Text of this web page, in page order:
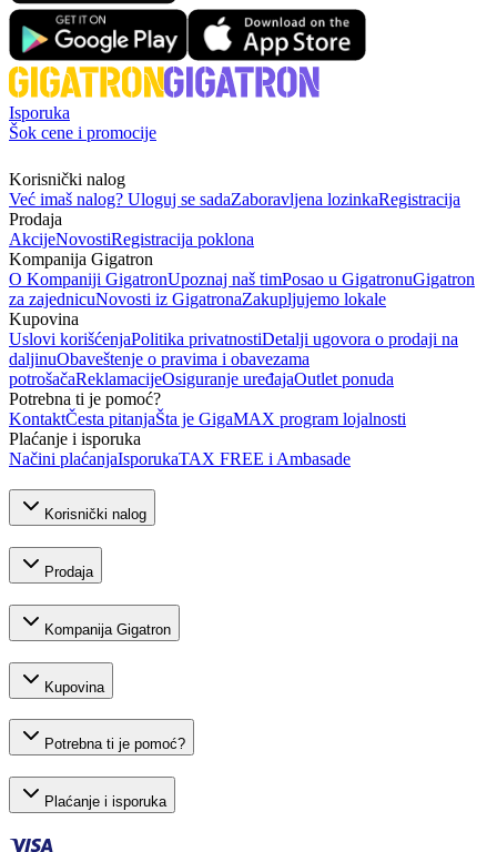
Isporuka
Šok cene i promocije
Korisnički nalog
Već imaš nalog? Uloguj se sadaZaboravljena lozinkaRegistracija
Prodaja
AkcijeNovostiRegistracija poklona
Kompanija Gigatron
O Kompaniji GigatronUpoznaj naš timPosao u GigatronuGigatron
za zajednicuNovosti iz GigatronaZakupljujemo lokale
Kupovina
Uslovi korišćenjaPolitika privatnostiDetalji ugovora o prodaji na
daljinuObaveštenje o pravima i obavezama
potrošačaReklamacijeOsiguranje uređajaOutlet ponuda
Potrebna ti je pomoć?
KontaktČesta pitanjaŠta je GigaMAX program lojalnosti
Plaćanje i isporuka
Načini plaćanjaIsporukaTAX FREE i Ambasade
Korisnički nalog
Prodaja
Kompanija Gigatron
Kupovina
Potrebna ti je pomoć?
Plaćanje i isporuka